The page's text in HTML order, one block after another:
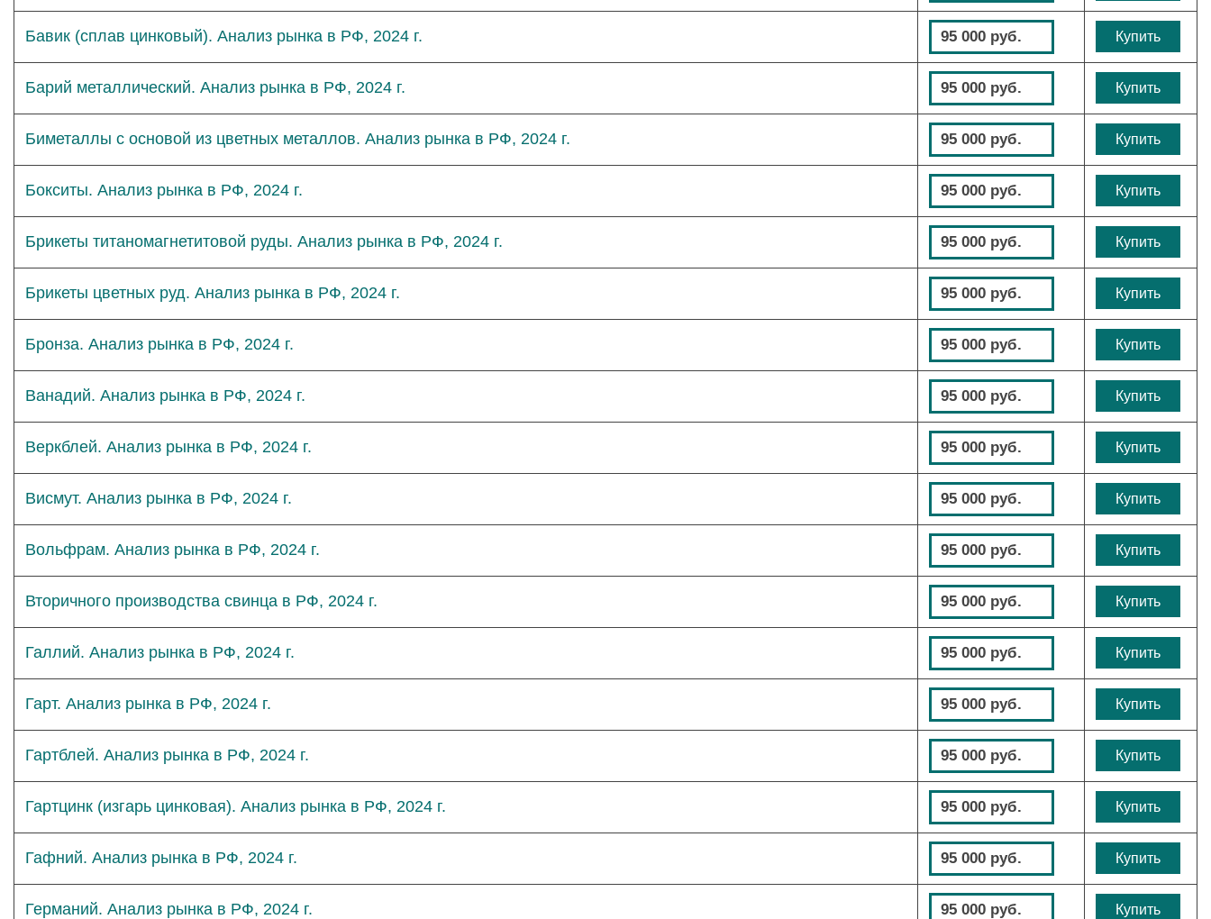
Бавик (сплав цинковый). Анализ рынка в РФ, 2024 г. 95 000 руб. Купить
Барий металлический. Анализ рынка в РФ, 2024 г. 95 000 руб. Купить
Биметаллы с основой из цветных металлов. Анализ рынка в РФ, 2024 г. 95 000 руб. Купить
Бокситы. Анализ рынка в РФ, 2024 г. 95 000 руб. Купить
Брикеты титаномагнетитовой руды. Анализ рынка в РФ, 2024 г. 95 000 руб. Купить
Брикеты цветных руд. Анализ рынка в РФ, 2024 г. 95 000 руб. Купить
Бронза. Анализ рынка в РФ, 2024 г. 95 000 руб. Купить
Ванадий. Анализ рынка в РФ, 2024 г. 95 000 руб. Купить
Веркблей. Анализ рынка в РФ, 2024 г. 95 000 руб. Купить
Висмут. Анализ рынка в РФ, 2024 г. 95 000 руб. Купить
Вольфрам. Анализ рынка в РФ, 2024 г. 95 000 руб. Купить
Вторичного производства свинца в РФ, 2024 г. 95 000 руб. Купить
Галлий. Анализ рынка в РФ, 2024 г. 95 000 руб. Купить
Гарт. Анализ рынка в РФ, 2024 г. 95 000 руб. Купить
Гартблей. Анализ рынка в РФ, 2024 г. 95 000 руб. Купить
Гартцинк (изгарь цинковая). Анализ рынка в РФ, 2024 г. 95 000 руб. Купить
Гафний. Анализ рынка в РФ, 2024 г. 95 000 руб. Купить
Германий. Анализ рынка в РФ, 2024 г. 95 000 руб. Купить